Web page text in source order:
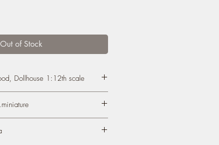
Out of Stock
Dollhouse 1:12th scale
on a wooden plate (linden)